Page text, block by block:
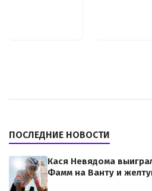
ПОСЛЕДНИЕ НОВОСТИ
Кася Невядома
Фамм на Ванту и